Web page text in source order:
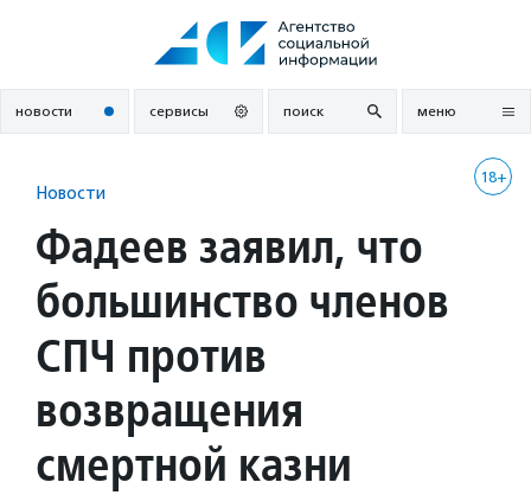
новости сервисы поиск меню
18+
Новости
Фадеев заявил, что
большинство членов
СПЧ против
возвращения
смертной казни